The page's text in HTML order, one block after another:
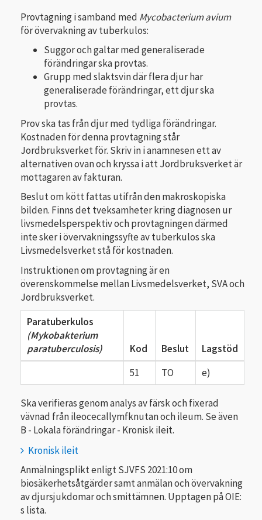
Provtagning i samband med Mycobacterium avium
för övervakning av tuberkulos:
Suggor och galtar med generaliserade
förändringar ska provtas.
Grupp med slaktsvin där flera djur har
generaliserade förändringar, ett djur ska
provtas.
Prov ska tas från djur med tydliga förändringar.
Kostnaden för denna provtagning står
Jordbruksverket för. Skriv in i anamnesen ett av
alternativen ovan och kryssa i att Jordbruksverket är
mottagaren av fakturan.
Beslut om kött fattas utifrån den makroskopiska
bilden. Finns det tveksamheter kring diagnosen ur
livsmedelsperspektiv och provtagningen därmed
inte sker i övervakningssyfte av tuberkulos ska
Livsmedelsverket stå för kostnaden.
Instruktionen om provtagning är en
överenskommelse mellan Livsmedelsverket, SVA och
Jordbruksverket.
Paratuberkulos
(Mykobakterium
para­tuberculosis)
Kod Beslut
Lagstöd
51
TO e)
Ska verifieras genom analys av färsk och fixerad
vävnad från ileocecallymfknutan och ileum. Se även
B - Lokala förändringar - Kronisk ileit.
Kronisk ileit
Anmälnings­plikt enligt SJVFS 2021:10 om
biosäkerhetsåtgärder samt anmälan och övervakning
av djursjukdomar och smittämnen. Upptagen på OIE:
s lista.